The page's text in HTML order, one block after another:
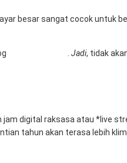
besar sangat cocok untuk
Jadi, tidak
digital raksasa atau *live
tahun akan terasa lebih